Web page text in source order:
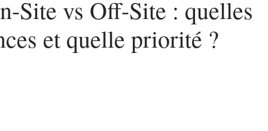
Site vs Off-Site : quelles
et quelle priorité ?